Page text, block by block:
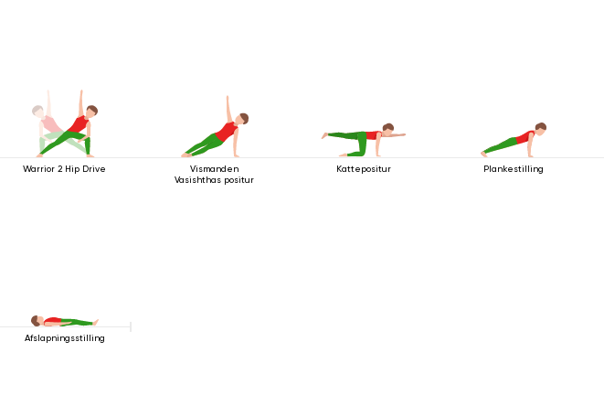
Warrior 2 Hip Drive
Vismanden
Vasishthas positur
Kattepositur Plankestilling
Afslapningsstilling